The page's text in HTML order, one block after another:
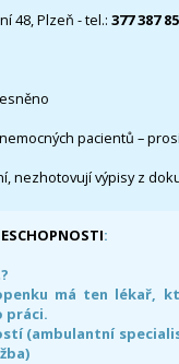
48, Plzeň - tel.: 377 387
pacientů –
nezhotovují výpisy z
:
?
má ten lékař,
práci.
(ambulantní